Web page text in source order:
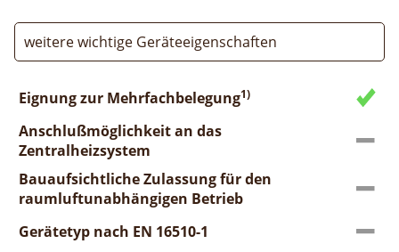
weitere wichtige Geräteeigenschaften
Eignung zur Mehrfachbelegung1)
Anschlußmöglichkeit an das
Zentralheizsystem
Bauaufsichtliche Zulassung für den
raumluftunabhängigen Betrieb
Gerätetyp nach EN 16510-1